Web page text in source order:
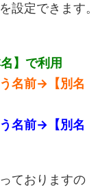
設定できます。
】で利用
名前→【別名
名前→【別名
ておりますの